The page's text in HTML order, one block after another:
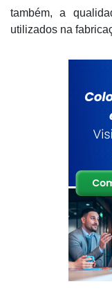
também, a
utilizados na